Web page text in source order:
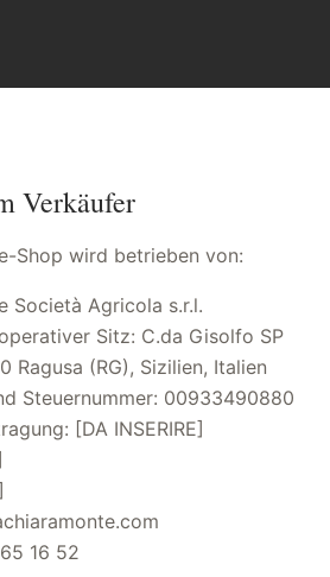
Verkäufer
Shop wird betrieben von:
Società Agricola s.r.l.
Sitz: C.da Gisolfo SP
Ragusa (RG), Sizilien, Italien
Steuernummer: 00933490880
[DA INSERIRE]
16 52